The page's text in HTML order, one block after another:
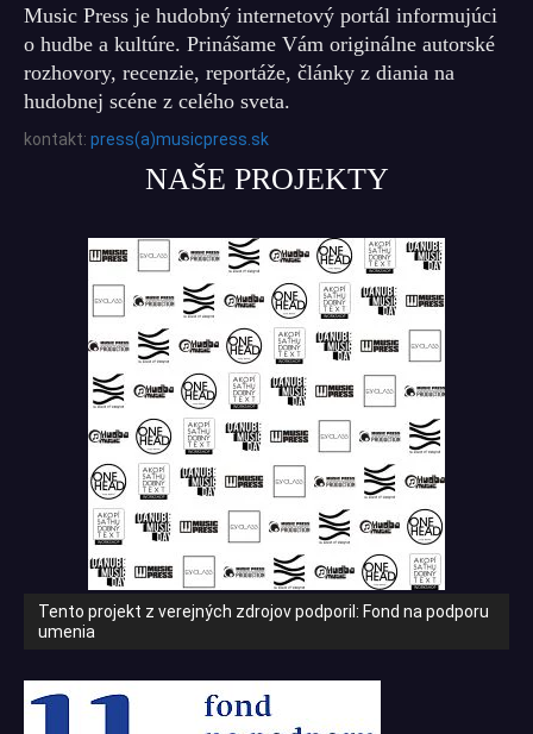
Music Press je hudobný internetový portál informujúci
o hudbe a kultúre. Prinášame Vám originálne autorské
rozhovory, recenzie, reportáže, články z diania na
hudobnej scéne z celého sveta.
kontakt: press(a)musicpress.sk
NAŠE PROJEKTY
Tento projekt z verejných zdrojov podporil: Fond na podporu
umenia